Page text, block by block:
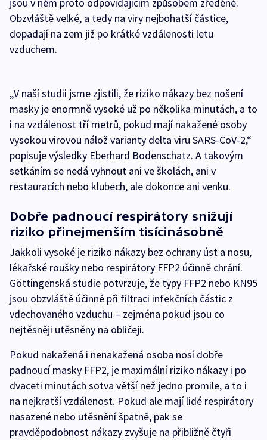
jsou v něm proto odpovídajícím způsobem zředěné.
Obzvláště velké, a tedy na viry nejbohatší částice,
dopadají na zem již po krátké vzdálenosti letu
vzduchem.
„V naší studii jsme zjistili, že riziko nákazy bez nošení
masky je enormně vysoké už po několika minutách, a to
i na vzdálenost tří metrů, pokud mají nakažené osoby
vysokou virovou nálož varianty delta viru SARS-CoV-2,“
popisuje výsledky Eberhard Bodenschatz. A takovým
setkáním se nedá vyhnout ani ve školách, ani v
restauracích nebo klubech, ale dokonce ani venku.
Dobře padnoucí respirátory snižují
riziko přinejmenším tisícinásobně
Jakkoli vysoké je riziko nákazy bez ochrany úst a nosu,
lékařské roušky nebo respirátory FFP2 účinně chrání.
Göttingenská studie potvrzuje, že typy FFP2 nebo KN95
jsou obzvláště účinné při filtraci infekčních částic z
vdechovaného vzduchu – zejména pokud jsou co
nejtěsněji utěsněny na obličeji.
Pokud nakažená i nenakažená osoba nosí dobře
padnoucí masky FFP2, je maximální riziko nákazy i po
dvaceti minutách sotva větší než jedno promile, a to i
na nejkratší vzdálenost. Pokud ale mají lidé respirátory
nasazené nebo utěsnění špatně, pak se
pravděpodobnost nákazy zvyšuje na přibližně čtyři